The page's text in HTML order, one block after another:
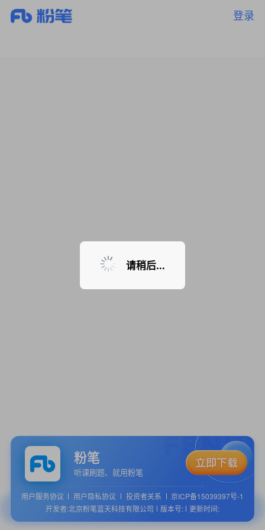
登录
暂无课程，敬请期待
粉笔
听课刷题、就用粉笔
用户服务协议 用户隐私协议 投资者关系
京ICP备15039397号-1
开发者:北京粉笔蓝天科技有限公司
版本号: 更新时间:
请稍后...